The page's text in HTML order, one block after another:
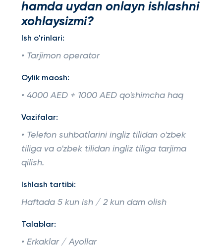
hamda uydan onlayn ishlashni
xohlaysizmi?
Ish o'rinlari:
• Tarjimon operator
Oylik maosh:
• 4000 AED + 1000 AED qo'shimcha haq
Vazifalar:
• Telefon suhbatlarini ingliz tilidan o'zbek
tiliga va o'zbek tilidan ingliz tiliga tarjima
qilish.
Ishlash tartibi:
Haftada 5 kun ish / 2 kun dam olish
Talablar:
• Erkaklar / Ayollar